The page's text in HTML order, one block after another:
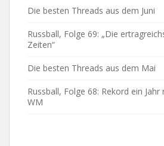
Die besten Threads aus dem Juni
Russball, Folge 69: „Die
Zeiten“
Die besten Threads aus dem Mai
Russball, Folge 68: Rekord ein
WM